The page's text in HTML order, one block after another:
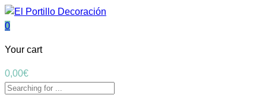
0
Your cart
0,00€